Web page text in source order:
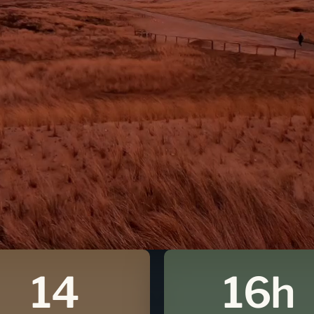
14 16h